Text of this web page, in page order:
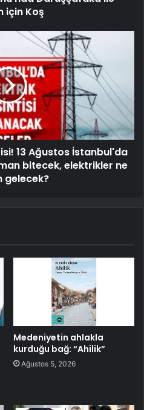
için Koş
13 Ağustos İstanbul'da
bitecek, elektrikler ne
gelecek?
Medeniyetin ahlakla
kurduğu bağ: “Ahilik”
Ağustos 5, 2026